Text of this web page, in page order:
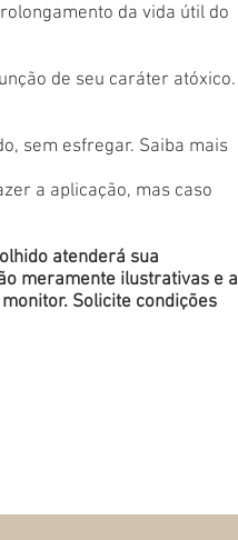
da vida útil do
de seu caráter atóxico.
sem esfregar. Saiba mais
a aplicação, mas caso
atenderá sua
meramente ilustrativas e a
Solicite condições